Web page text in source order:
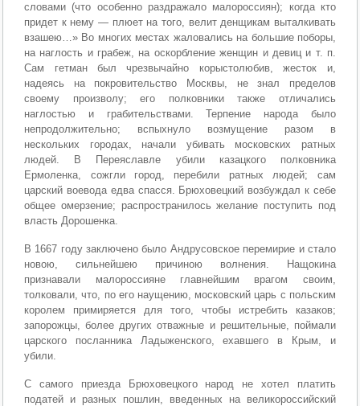
словами (что особенно раздражало малороссиян); когда кто
придет к нему — плюет на того, велит денщикам выталкивать
взашею…» Во многих местах жаловались на большие поборы,
на наглость и грабеж, на оскорбление женщин и девиц и т. п.
Сам гетман был чрезвычайно корыстолюбив, жесток и,
надеясь на покровительство Москвы, не знал пределов
своему произволу; его полковники также отличались
наглостью и грабительствами. Терпение народа было
непродолжительно; вспыхнуло возмущение разом в
нескольких городах, начали убивать московских ратных
людей. В Переяславле убили казацкого полковника
Ермоленка, сожгли город, перебили ратных людей; сам
царский воевода едва спасся. Брюховецкий возбуждал к себе
общее омерзение; распространилось желание поступить под
власть Дорошенка.
В 1667 году заключено было Андрусовское перемирие и стало
новою, сильнейшею причиною волнения. Нащокина
признавали малороссияне главнейшим врагом своим,
толковали, что, по его наущению, московский царь с польским
королем примиряется для того, чтобы истребить казаков;
запорожцы, более других отважные и решительные, поймали
царского посланника Ладыженского, ехавшего в Крым, и
убили.
С самого приезда Брюховецкого народ не хотел платить
податей и разных пошлин, введенных на великороссийский